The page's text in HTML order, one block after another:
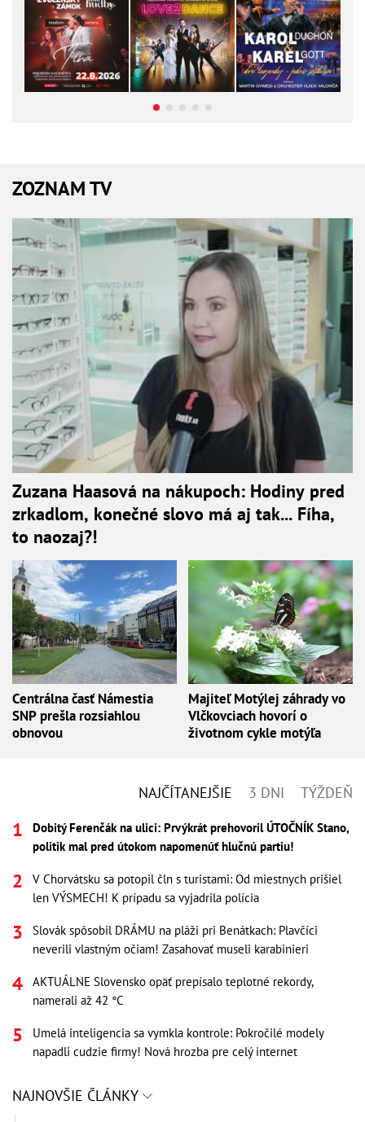
ZOZNAM TV
Zuzana Haasová na nákupoch: Hodiny pred
zrkadlom, konečné slovo má aj tak... Fíha,
to naozaj?!
Centrálna časť Námestia
SNP prešla rozsiahlou
obnovou
Majiteľ Motýlej záhrady vo
Vlčkovciach hovorí o
životnom cykle motýľa
NAJČÍTANEJŠIE 3 DNI TÝŽDEŇ
Dobitý Ferenčák na ulici: Prvýkrát prehovoril ÚTOČNÍK Stano,
politik mal pred útokom napomenúť hlučnú partiu!
V Chorvátsku sa potopil čln s turistami: Od miestnych prišiel
len VÝSMECH! K prípadu sa vyjadrila polícia
Slovák spôsobil DRÁMU na pláži pri Benátkach: Plavčíci
neverili vlastným očiam! Zasahovať museli karabinieri
AKTUÁLNE Slovensko opäť prepísalo teplotné rekordy,
namerali až 42 °C
Umelá inteligencia sa vymkla kontrole: Pokročilé modely
napadli cudzie firmy! Nová hrozba pre celý internet
NAJNOVŠIE ČLÁNKY